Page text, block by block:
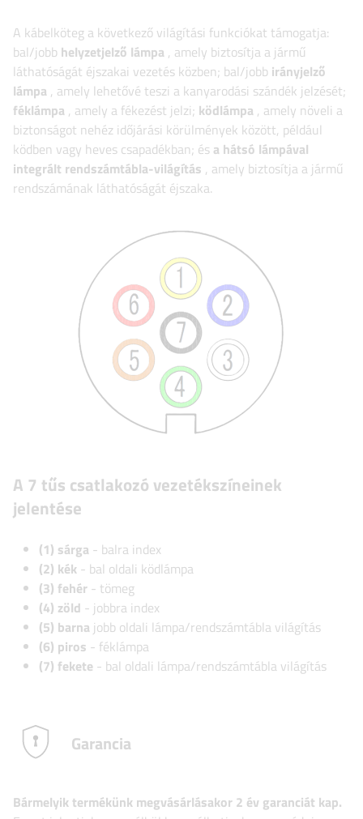
A kábelköteg a következő világítási funkciókat támogatja:
bal/jobb helyzetjelző lámpa , amely biztosítja a jármű
láthatóságát éjszakai vezetés közben; bal/jobb irányjelző
lámpa , amely lehetővé teszi a kanyarodási szándék jelzését;
féklámpa , amely a fékezést jelzi; ködlámpa , amely növeli a
biztonságot nehéz időjárási körülmények között, például
ködben vagy heves csapadékban; és a hátsó lámpával
integrált rendszámtábla-világítás , amely biztosítja a jármű
rendszámának láthatóságát éjszaka.
A 7 tűs csatlakozó vezetékszíneinek
jelentése
(1) sárga - balra index
(2) kék - bal oldali ködlámpa
(3) fehér - tömeg
(4) zöld - jobbra index
(5) barna jobb oldali lámpa/rendszámtábla világítás
(6) piros - féklámpa
(7) fekete - bal oldali lámpa/rendszámtábla világítás
Garancia
Bármelyik termékünk megvásárlásakor 2 év garanciát kap.